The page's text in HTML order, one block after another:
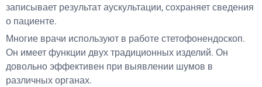
записывает результат аускультации, сохраняет сведения
о пациенте.
Многие врачи используют в работе стетофонендоскоп.
Он имеет функции двух традиционных изделий. Он
довольно эффективен при выявлении шумов в
различных органах.